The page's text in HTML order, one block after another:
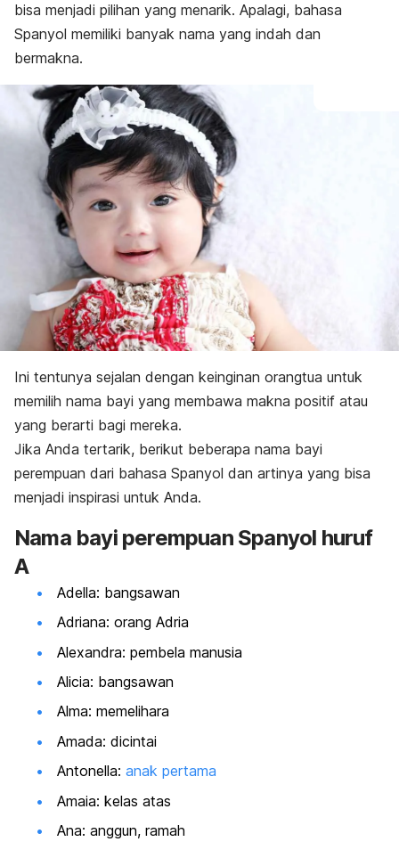
D
E
G
I
J
K
L
P
R
S
T
V
X
Y
Z
bisa menjadi pilihan yang menarik. Apalagi, bahasa
Spanyol memiliki banyak nama yang indah dan
bermakna.
Ini tentunya sejalan dengan keinginan orangtua untuk
memilih nama bayi yang membawa makna positif atau
yang berarti bagi mereka.
Jika Anda tertarik, berikut beberapa nama bayi
perempuan dari bahasa Spanyol dan artinya yang bisa
menjadi inspirasi untuk Anda.
Namabayi perempuan Spanyol huruf
A
Adella: bangsawan
Adriana: orang Adria
Alexandra: pembela manusia
Alicia: bangsawan
Alma: memelihara
Amada: dicintai
Antonella: anak pertama
Amaia: kelas atas
Ana: anggun, ramah